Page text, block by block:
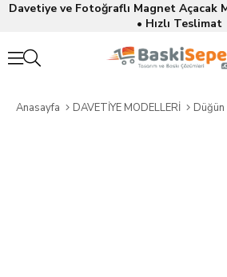
Davetiye ve Fotoğraflı Magnet Açacak
• Hızlı Teslimat
Anasayfa DAVETİYE MODELLERİ